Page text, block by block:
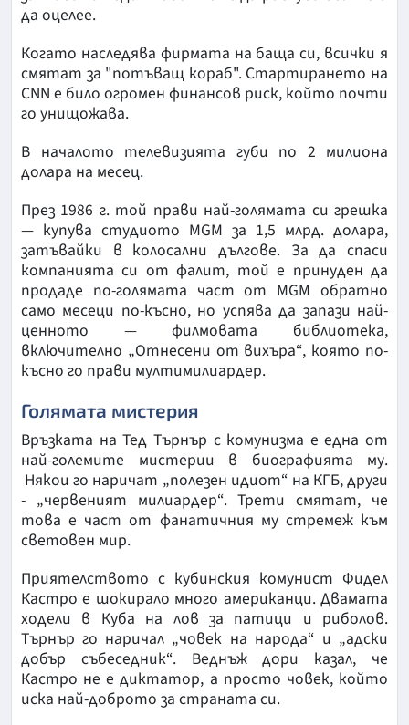
да оцелее.
Когато наследява фирмата на баща си, всички я
смятат за "потъващ кораб". Стартирането на
CNN е било огромен финансов риск, който почти
го унищожава.
В началото телевизията губи по 2 милиона
долара на месец.
През 1986 г. той прави най-голямата си грешка
— купува студиото MGM за 1,5 млрд. долара,
затъвайки в колосални дългове. За да спаси
компанията си от фалит, той е принуден да
продаде по-голямата част от MGM обратно
само месеци по-късно, но успява да запази най-
ценното — филмовата библиотека,
включително „Отнесени от вихъра“, която по-
късно го прави мултимилиардер.
Голямата мистерия
Връзката на Тед Търнър с комунизма е една от
най-големите мистерии в биографията му.
Някои го наричат „полезен идиот“ на КГБ, други
- „червеният милиардер“. Трети смятат, че
това е част от фанатичния му стремеж към
световен мир.
Приятелството с кубинския комунист Фидел
Кастро е шокирало много американци. Двамата
ходели в Куба на лов за патици и риболов.
Търнър го наричал „човек на народа“ и „адски
добър събеседник“. Веднъж дори казал, че
Кастро не е диктатор, а просто човек, който
иска най-доброто за страната си.